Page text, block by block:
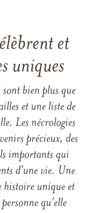
et
uniques
bien plus que
et une liste de
Les nécrologies
précieux, des
importants qui
d'une vie. Une
histoire unique et
qu'elle